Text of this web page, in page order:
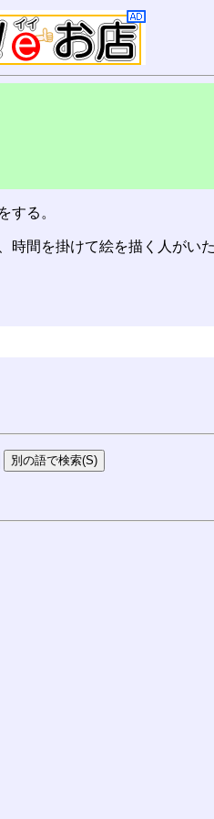
する。
間を掛けて絵を描く人がい